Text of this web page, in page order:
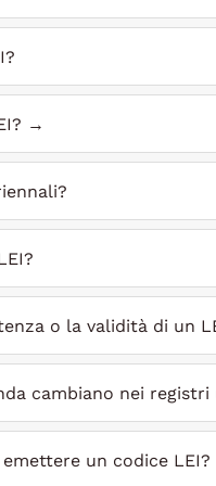
→
o la validità di un
cambiano nei
un codice LEI?